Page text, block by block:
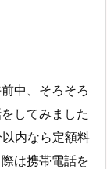
中、そろそろ
してみました
内なら定額料
は携帯電話を